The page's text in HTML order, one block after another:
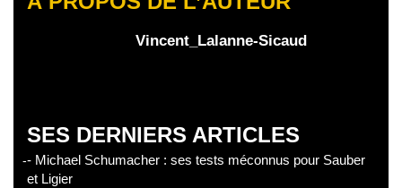
Vincent_Lalanne-Sicaud
SES DERNIERS ARTICLES
- Michael Schumacher : ses tests méconnus pour Sauber
et Ligier